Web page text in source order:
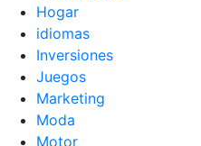
Hogar
idiomas
Inversiones
Juegos
Marketing
Moda
Motor